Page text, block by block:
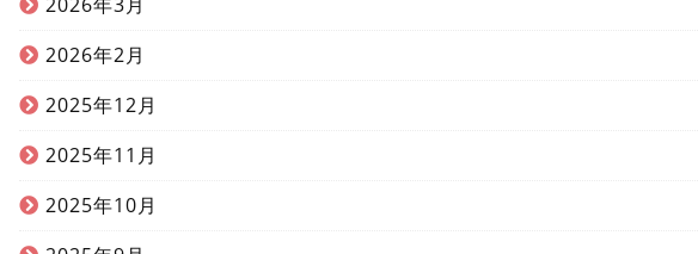
2026年3月
2026年2月
2025年12月
2025年11月
2025年10月